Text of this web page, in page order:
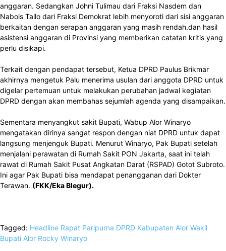
anggaran. Sedangkan Johni Tulimau dari Fraksi Nasdem dan
Nabois Tallo dari Fraksi Demokrat lebih menyoroti dari sisi anggaran
berkaitan dengan serapan anggaran yang masih rendah.dan hasil
asistensi anggaran di Provinsi yang memberikan catatan kritis yang
perlu disikapi.
Terkait dengan pendapat tersebut, Ketua DPRD Paulus Brikmar
akhirnya mengetuk Palu menerima usulan dari anggota DPRD untuk
digelar pertemuan untuk melakukan perubahan jadwal kegiatan
DPRD dengan akan membahas sejumlah agenda yang disampaikan.
Sementara menyangkut sakit Bupati, Wabup Alor Winaryo
mengatakan dirinya sangat respon dengan niat DPRD untuk dapat
langsung menjenguk Bupati. Menurut Winaryo, Pak Bupati setelah
menjalani perawatan di Rumah Sakit PON Jakarta, saat ini telah
rawat di Rumah Sakit Pusat Angkatan Darat (RSPAD) Gotot Subroto.
Ini agar Pak Bupati bisa mendapat penangganan dari Dokter
Terawan. (FKK/Eka Blegur).
Tagged: Headline Rapat Paripurna DPRD Kabupaten Alor Wakil
Bupati Alor Rocky Winaryo